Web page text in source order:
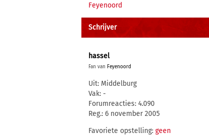
Feyenoord
Schrijver
hassel
Fan van Feyenoord
Uit: Middelburg
Vak: -
Forumreacties: 4.090
Reg.: 6 november 2005
Favoriete opstelling: geen